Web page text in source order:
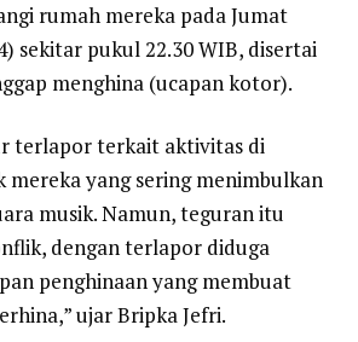
rumah mereka pada Jumat
sekitar pukul 22.30 WIB, disertai
menghina (ucapan kotor).
terlapor terkait aktivitas di
yang sering menimbulkan
musik. Namun, teguran itu
dengan terlapor diduga
penghinaan yang membuat
ujar Bripka Jefri.